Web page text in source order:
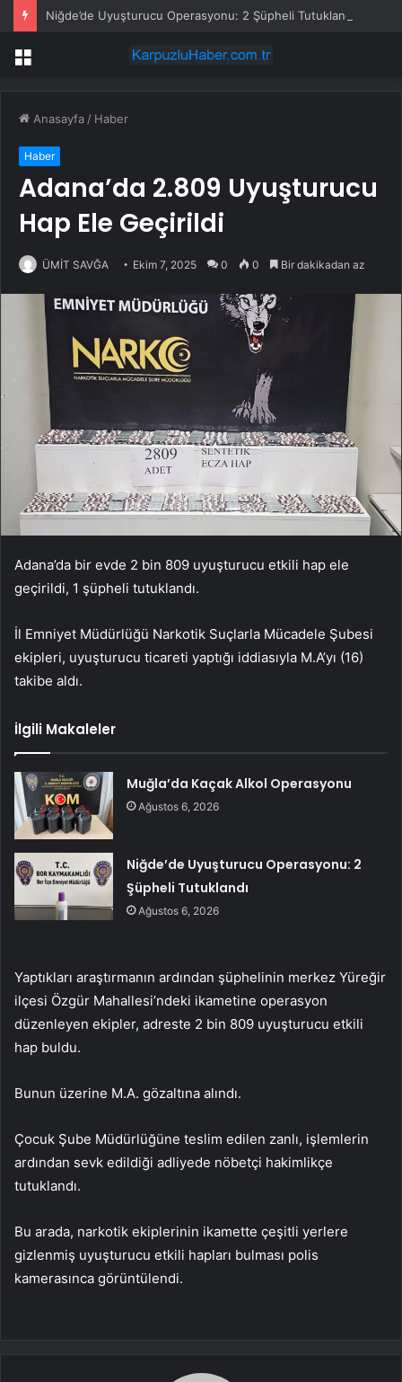
Niğde’de Uyuşturucu Operasyonu: 2 Şüpheli Tutuklandı
Menü
Anasayfa / Haber
Haber
Adana’da 2.809 Uyuşturucu
Hap Ele Geçirildi
ÜMİT SAVĞA Ekim 7, 2025 0 0 Bir dakikadan az
Adana’da bir evde 2 bin 809 uyuşturucu etkili hap ele
geçirildi, 1 şüpheli tutuklandı.
İl Emniyet Müdürlüğü Narkotik Suçlarla Mücadele Şubesi
ekipleri, uyuşturucu ticareti yaptığı iddiasıyla M.A’yı (16)
takibe aldı.
İlgili Makaleler
Muğla’da Kaçak Alkol Operasyonu
Ağustos 6, 2026
Niğde’de Uyuşturucu Operasyonu: 2
Şüpheli Tutuklandı
Ağustos 6, 2026
Yaptıkları araştırmanın ardından şüphelinin merkez Yüreğir
ilçesi Özgür Mahallesi’ndeki ikametine operasyon
düzenleyen ekipler, adreste 2 bin 809 uyuşturucu etkili
hap buldu.
Bunun üzerine M.A. gözaltına alındı.
Çocuk Şube Müdürlüğüne teslim edilen zanlı, işlemlerin
ardından sevk edildiği adliyede nöbetçi hakimlikçe
tutuklandı.
Bu arada, narkotik ekiplerinin ikamette çeşitli yerlere
gizlenmiş uyuşturucu etkili hapları bulması polis
kamerasınca görüntülendi.